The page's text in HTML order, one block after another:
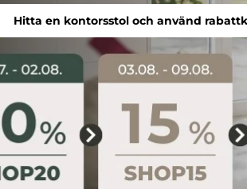
Hitta en kontorsstol